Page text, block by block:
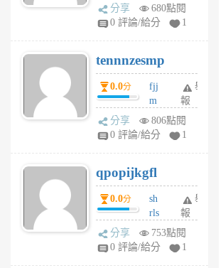
sg
sr
6
個
月
前
分享
680點閱
0 評論/給分
1
tennnzesmp
0.0分
fjj
m
w
rs
6
個
月
前
舉
報
分享
806點閱
0 評論/給分
1
qpopijkgfl
0.0分
sh
rls
k
m
舉
報
分享
753點閱
0 評論/給分
1